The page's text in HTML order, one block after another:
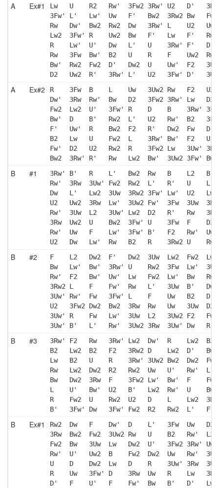
A Ex#1
Lw   U    R2   Rw'  3Fw2 3Rw' U2   D'
3Fw' L'   Lw'  Uw   F'   Bw2  3Rw2 Bw
Rw   Dw'  Bw2  Rw2  Dw   3Rw' L    U2
Lw2  3Fw' R    Uw2  Bw   F'   Lw   F'
R    Lw'  U'   Dw   L'   U    3Rw' F'
Rw   3Fw  Bw'  B2   U    R    F    Uw2
Bw'  Rw2  Fw2  D'   Dw2  U    Uw'  F2
D2   Uw2  R'   3Rw' L'   U2   3Fw' D'
A Ex#2
R    3Fw  B    L    Uw   3Uw2 Rw   F2   U2
Dw'  3Rw  Rw'  Bw   D2   3Fw2 3Rw' Lw
Fw2  Lw2  U'   3Fw' R    D    B    3Rw'
Bw'  D    B'   Rw2  L'   U2   Rw'  B2
F'   Uw'  R    Bw2  F2   R'   Dw2  Fw
B2   Lw   U    Fw2  L    3Rw' Bw'  F2
Fw'  D2   U2   Rw2  R    3Fw2 Lw   3Uw'
Bw2  3Rw' R'   Rw   Lw2  Bw'  3Uw2 3Fw'
B #1
3Rw' B'   R    L'   Bw2  Rw   B    L2
Rw'  3Rw  3Uw' Fw2  Rw2  L'   R'   U
Dw   L'   Lw2  3Uw  3Rw2 3Fw' Lw'  U2
U2   Uw2  3Rw  Lw'  3Uw2 Fw'  3Fw  3Uw
Rw'  3Uw  L2   3Uw' Lw2  D2   R'   Rw
3Rw  Uw2  U    Bw2  3Fw' U    3Fw  F    D2
Rw'  Uw   F    Lw'  3Fw' B'   F2   Rw'
U2   Dw   Lw'  Rw   B2   R    3Rw2 U    Rw2
B #2
F    L2   Dw2  F'   Dw2  3Uw  Lw2  Fw2
Bw   Lw'  Bw'  3Rw' U    Rw2  3Fw  Lw'
Rw'  F2   Bw'  Uw'  Lw   Fw2  Lw'  Bw
3Rw2 L    F    Fw'  Rw   L'   3Uw  B'
3Uw' Rw'  Fw   3Fw' L    F    Uw   B2   D
U2   3Fw2 Dw2  Bw2  3Rw  Rw   Uw   3Uw  D2
3Uw' R    Fw   Lw'  3Uw  L2   3Uw2 F2
3Uw' B'   L'   Rw'  3Uw2 3Rw  3Uw' Dw   R
B #3
3Rw' F2   Rw   3Rw' Lw2  Dw'  R    Lw2
B2   Lw2  B2   F2   3Rw2 D    Lw2  D'   Bw2
Lw   B2   U    R    3Rw' 3Uw2 Bw2  Dw2
Rw   Lw2  Dw2  R2   Rw2  Uw   U'   Rw'  L
Bw   Dw2  3Rw  F    3Fw2 Lw'  Bw'  F
L    U'   Bw'  U2   B'   Lw2  Rw'  U
R    Fw2  U    Rw2  U2   D    L    Lw2
B'   3Fw' Dw   3Fw' Fw2  R2   Rw2  L'
B Ex#1
Rw2  Dw   F    Dw'  D    L'   3Fw  Uw
3Rw  Bw2  Fw2  3Uw2 Rw   U    B2   Rw'  L2
Fw2  Bw   3Uw  Lw   Dw2  U'   3Fw2 3Rw'
Rw'  U'   Uw2  B    Fw2  Dw2  Uw   Rw'
U    D    Dw2  Lw   D    R    3Uw' 3Rw
R    Uw   3Fw' D    3Rw  Uw   R    Lw
D'   F    U'   F    Fw'  Bw   B'   D'   Lw2